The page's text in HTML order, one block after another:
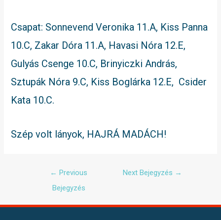
Csapat: Sonnevend Veronika 11.A, Kiss Panna
10.C, Zakar Dóra 11.A, Havasi Nóra 12.E,
Gulyás Csenge 10.C, Brinyiczki András,
Sztupák Nóra 9.C, Kiss Boglárka 12.E, Csider
Kata 10.C.
Szép volt lányok, HAJRÁ MADÁCH!
← Previous
Bejegyzés
Next Bejegyzés →